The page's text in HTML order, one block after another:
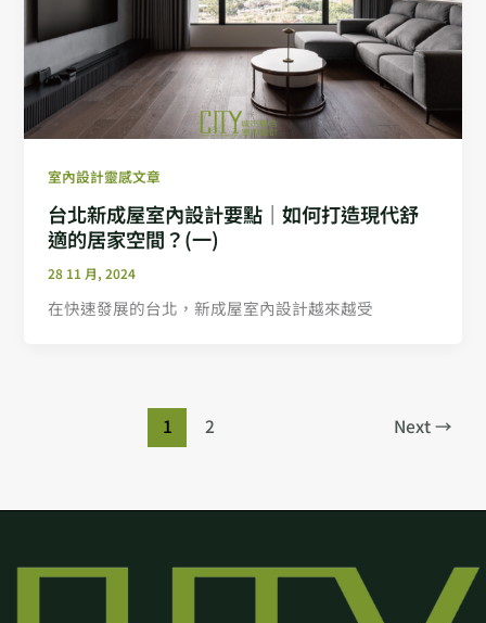
室內設計靈感文章
台北新成屋室內設計要點｜如何打造現代舒
適的居家空間？(一)
28 11 月, 2024
在快速發展的台北，新成屋室內設計越來越受
1 2 Next→